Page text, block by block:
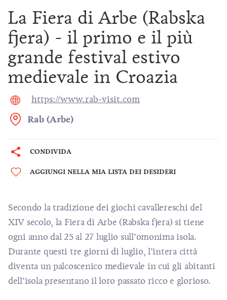
La Fiera di Arbe (Rabska
fjera) - il primo e il più
grande festival estivo
medievale in Croazia
https://www.rab-visit.com
Rab (Arbe)
CONDIVIDA
AGGIUNGI NELLA MIA LISTA DEI DESIDERI
Secondo la tradizione dei giochi cavallereschi del
XIV secolo, la Fiera di Arbe (Rabska fjera) si tiene
ogni anno dal 25 al 27 luglio sull’omonima isola.
Durante questi tre giorni di luglio, l’intera città
diventa un palcoscenico medievale in cui gli abitanti
dell’isola presentano il loro passato ricco e glorioso.